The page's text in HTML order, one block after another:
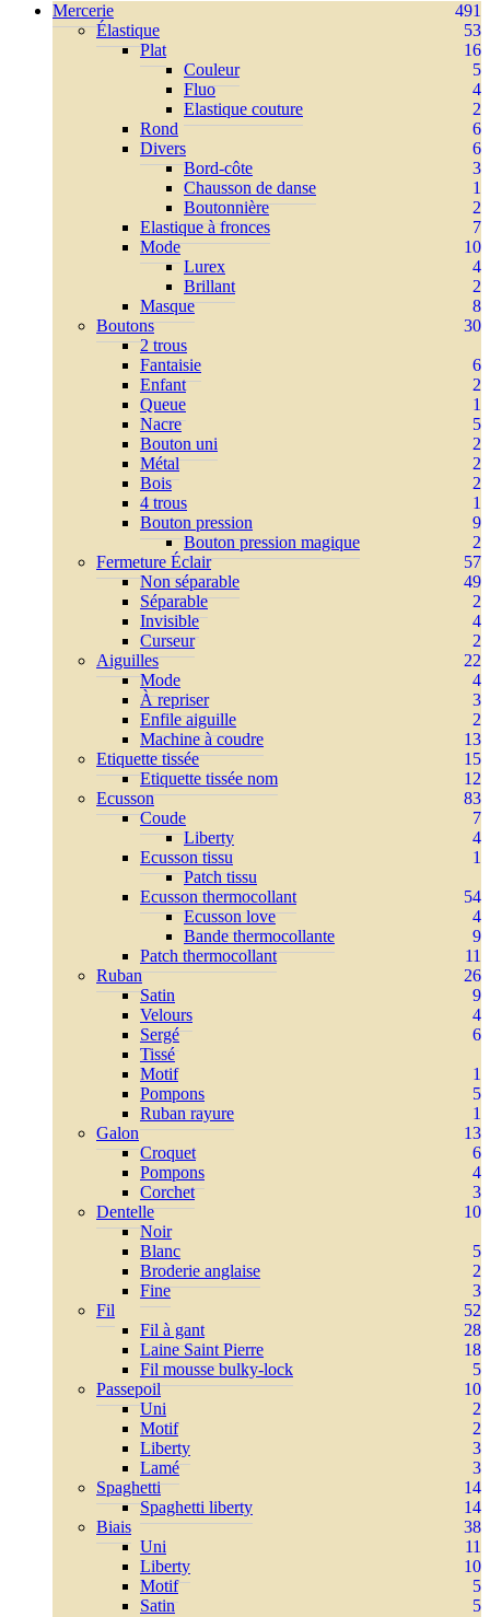
Mercerie
491
Élastique
53
Plat
16
Couleur
5
Fluo
4
Elastique couture
2
Rond
6
Divers
6
Bord-côte
3
Chausson de danse
1
Boutonnière
2
Elastique à fronces
7
Mode
10
Lurex
4
Brillant
2
Masque
8
Boutons
30
2 trous
Fantaisie
6
Enfant
2
Queue
1
Nacre
5
Bouton uni
2
Métal
2
Bois
2
4 trous
1
Bouton pression
9
Bouton pression magique
2
Fermeture Éclair
57
Non séparable
49
Séparable
2
Invisible
4
Curseur
2
Aiguilles
22
Mode
4
À repriser
3
Enfile aiguille
2
Machine à coudre
13
Etiquette tissée
15
Etiquette tissée nom
12
Ecusson
83
Coude
7
Liberty
4
Ecusson tissu
1
Patch tissu
Ecusson thermocollant
54
Ecusson love
4
Bande thermocollante
9
Patch thermocollant
11
Ruban
26
Satin
9
Velours
4
Sergé
6
Tissé
Motif
1
Pompons
5
Ruban rayure
1
Galon
13
Croquet
6
Pompons
4
Corchet
3
Dentelle
10
Noir
Blanc
5
Broderie anglaise
2
Fine
3
Fil
52
Fil à gant
28
Laine Saint Pierre
18
Fil mousse bulky-lock
5
Passepoil
10
Uni
2
Motif
2
Liberty
3
Lamé
3
Spaghetti
14
Spaghetti liberty
14
Biais
38
Uni
11
Liberty
10
Motif
5
Satin
5